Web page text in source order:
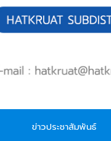
ข่าวประชาสัมพันธ์